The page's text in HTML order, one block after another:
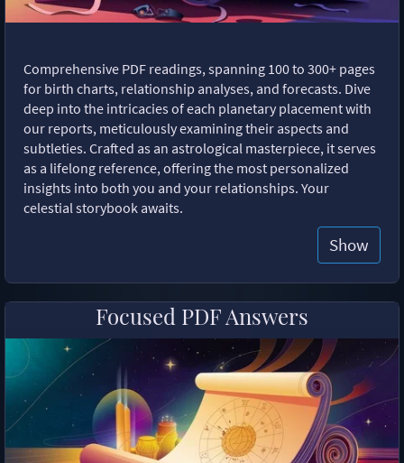
Comprehensive PDF readings, spanning 100 to 300+ pages
for birth charts, relationship analyses, and forecasts. Dive
deep into the intricacies of each planetary placement with
our reports, meticulously examining their aspects and
subtleties. Crafted as an astrological masterpiece, it serves
as a lifelong reference, offering the most personalized
insights into both you and your relationships. Your
celestial storybook awaits.
Show
Focused PDF Answers